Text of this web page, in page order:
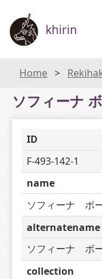
khirin
Home Rekihaku
ソフィーナ
ID
F-493-142-1
name
ソフィーナ　ボ
alternatename
ソフィーナ　ボ
collection